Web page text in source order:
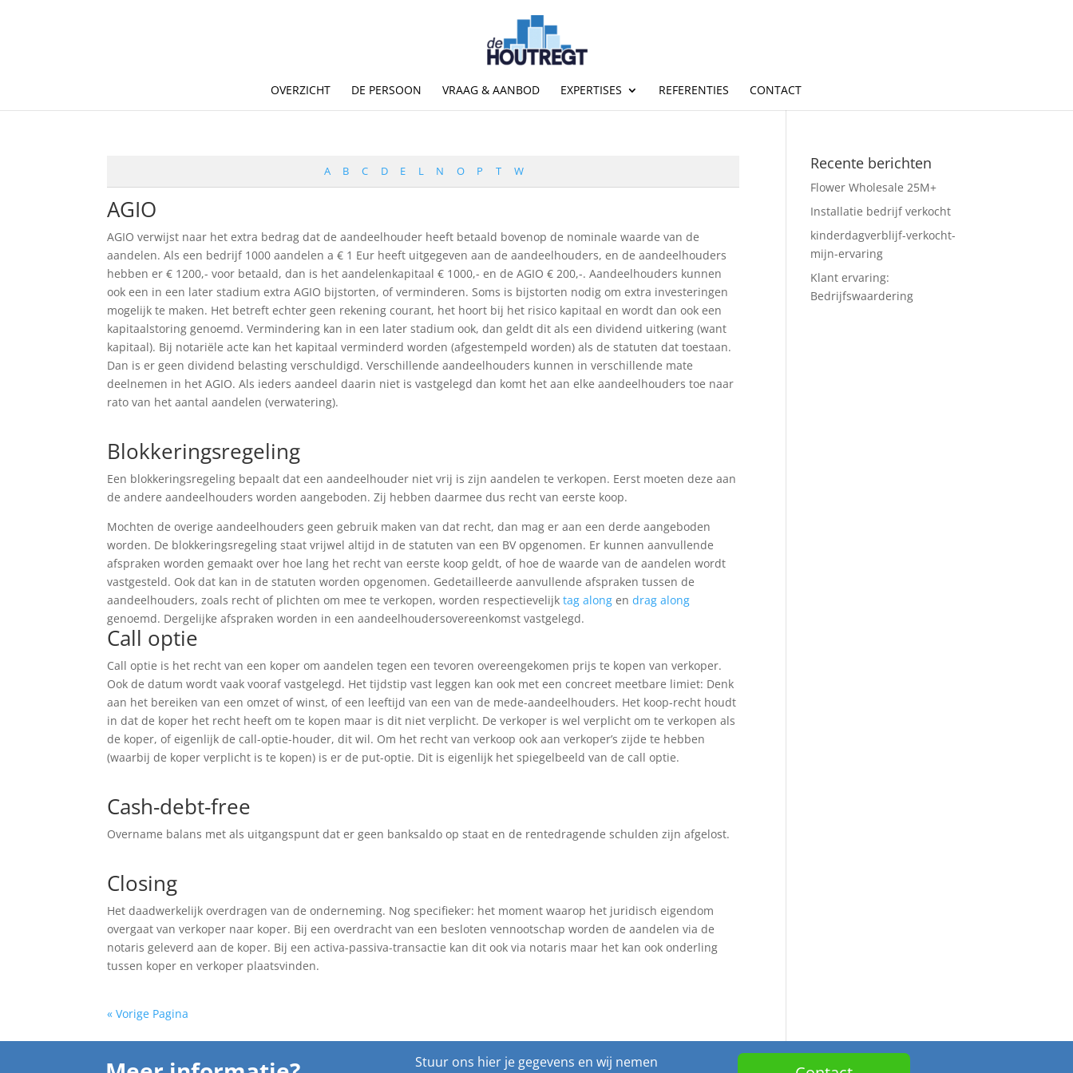
OVERZICHT DE PERSOON VRAAG & AANBOD EXPERTISES REFERENTIES CONTACT
A B C D E L N O P T W
AGIO
AGIO verwijst naar het extra bedrag dat de aandeelhouder heeft betaald bovenop de nominale waarde van de
aandelen. Als een bedrijf 1000 aandelen a € 1 Eur heeft uitgegeven aan de aandeelhouders, en de aandeelhouders
hebben er € 1200,- voor betaald, dan is het aandelenkapitaal € 1000,- en de AGIO € 200,-. Aandeelhouders kunnen
ook een in een later stadium extra AGIO bijstorten, of verminderen. Soms is bijstorten nodig om extra investeringen
mogelijk te maken. Het betreft echter geen rekening courant, het hoort bij het risico kapitaal en wordt dan ook een
kapitaalstoring genoemd. Vermindering kan in een later stadium ook, dan geldt dit als een dividend uitkering (want
kapitaal). Bij notariële acte kan het kapitaal verminderd worden (afgestempeld worden) als de statuten dat toestaan.
Dan is er geen dividend belasting verschuldigd. Verschillende aandeelhouders kunnen in verschillende mate
deelnemen in het AGIO. Als ieders aandeel daarin niet is vastgelegd dan komt het aan elke aandeelhouders toe naar
rato van het aantal aandelen (verwatering).
Blokkeringsregeling
Een blokkeringsregeling bepaalt dat een aandeelhouder niet vrij is zijn aandelen te verkopen. Eerst moeten deze aan
de andere aandeelhouders worden aangeboden. Zij hebben daarmee dus recht van eerste koop.
Mochten de overige aandeelhouders geen gebruik maken van dat recht, dan mag er aan een derde aangeboden
worden. De blokkeringsregeling staat vrijwel altijd in de statuten van een BV opgenomen. Er kunnen aanvullende
afspraken worden gemaakt over hoe lang het recht van eerste koop geldt, of hoe de waarde van de aandelen wordt
vastgesteld. Ook dat kan in de statuten worden opgenomen. Gedetailleerde aanvullende afspraken tussen de
aandeelhouders, zoals recht of plichten om mee te verkopen, worden respectievelijktag along endrag along
genoemd. Dergelijke afspraken worden in een aandeelhoudersovereenkomst vastgelegd.
Call optie
Call optie is het recht van een koper om aandelen tegen een tevoren overeengekomen prijs te kopen van verkoper.
Ook de datum wordt vaak vooraf vastgelegd. Het tijdstip vast leggen kan ook met een concreet meetbare limiet: Denk
aan het bereiken van een omzet of winst, of een leeftijd van een van de mede-aandeelhouders. Het koop-recht houdt
in dat de koper het recht heeft om te kopen maar is dit niet verplicht. De verkoper is wel verplicht om te verkopen als
de koper, of eigenlijk de call-optie-houder, dit wil. Om het recht van verkoop ook aan verkoper’s zijde te hebben
(waarbij de koper verplicht is te kopen) is er de put-optie. Dit is eigenlijk het spiegelbeeld van de call optie.
Cash-debt-free
Overname balans met als uitgangspunt dat er geen banksaldo op staat en de rentedragende schulden zijn afgelost.
Closing
Het daadwerkelijk overdragen van de onderneming. Nog specifieker: het moment waarop het juridisch eigendom
overgaat van verkoper naar koper. Bij een overdracht van een besloten vennootschap worden de aandelen via de
notaris geleverd aan de koper. Bij een activa-passiva-transactie kan dit ook via notaris maar het kan ook onderling
tussen koper en verkoper plaatsvinden.
« Vorige Pagina
Recente berichten
Flower Wholesale 25M+
Installatie bedrijf verkocht
kinderdagverblijf-verkocht-
mijn-ervaring
Klant ervaring:
Bedrijfswaardering
Stuur ons hier je gegevens en wij nemen